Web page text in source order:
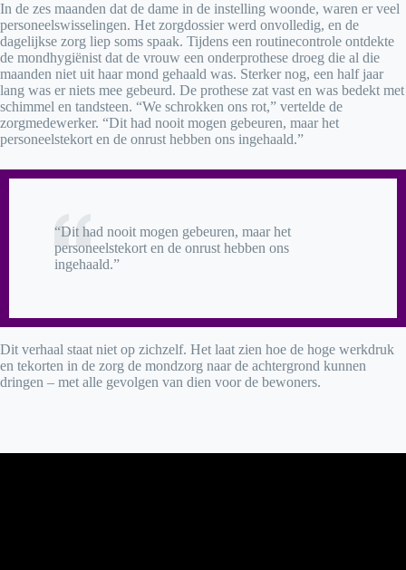
In de zes maanden dat de dame in de instelling woonde, waren er veel
personeelswisselingen. Het zorgdossier werd onvolledig, en de
dagelijkse zorg liep soms spaak. Tijdens een routinecontrole ontdekte
de mondhygiënist dat de vrouw een onderprothese droeg die al die
maanden niet uit haar mond gehaald was. Sterker nog, een half jaar
lang was er niets mee gebeurd. De prothese zat vast en was bedekt met
schimmel en tandsteen. “We schrokken ons rot,” vertelde de
zorgmedewerker. “Dit had nooit mogen gebeuren, maar het
personeelstekort en de onrust hebben ons ingehaald.”
“Dit had nooit mogen gebeuren, maar het
personeelstekort en de onrust hebben ons
ingehaald.”
Dit verhaal staat niet op zichzelf. Het laat zien hoe de hoge werkdruk
en tekorten in de zorg de mondzorg naar de achtergrond kunnen
dringen – met alle gevolgen van dien voor de bewoners.